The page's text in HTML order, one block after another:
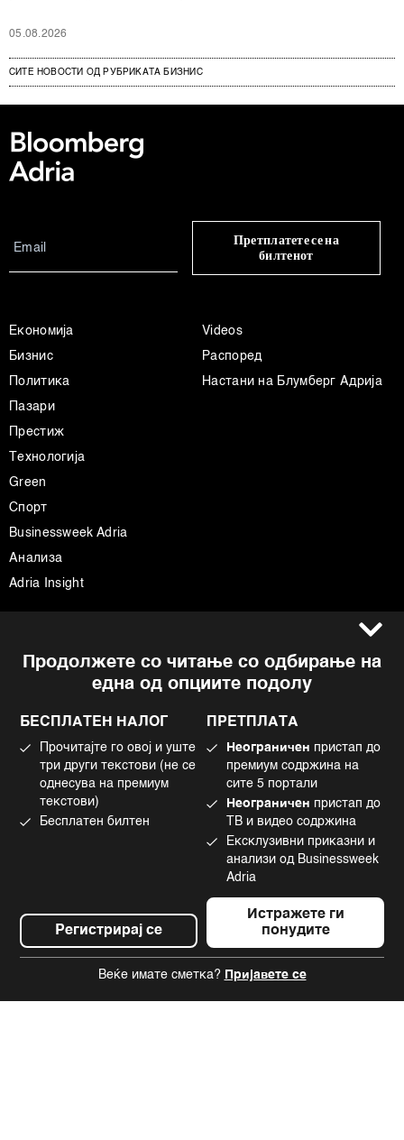
05.08.2026
СИТЕ НОВОСТИ ОД РУБРИКАТА БИЗНИС
Продолжете со читање со одбирање на
една од опциите подолу
БЕСПЛАТЕН НАЛОГ
Прочитајте го овој и уште
три други текстови (не се
однесува на премиум
текстови)
Бесплатен билтен
Регистрирај се
ПРЕТПЛАТА
Неограничен пристап до
премиум содржина на
сите 5 портали
Неограничен пристап до
ТВ и видео содржина
Ексклузивни приказни и
анализи од Businessweek
Adria
Истражете ги
понудите
Веќе имате сметка? Пријавете се
Претплатете се на
билтенот
Економија
Бизнис
Политика
Пазари
Престиж
Технологија
Green
Спорт
Businessweek Adria
Анализа
Adria Insight
Videos
Распоред
Настани на Блумберг Адрија
Импресум
Политика на приватност
Употреба на вештачка интелигенција
Facebook
Instagram
Tiktok
©2022 - 2026 Bloomberg L.P. All Rights Reserved. BLOOMBERG and the
BLOOMBERG logo are registered trademarks and service marks of
Bloomberg Finance L.P. or its subsidiaries, displayed with permission
Bloomberg Adria is a Mtel Swiss SA Property
News CMS by Cubes